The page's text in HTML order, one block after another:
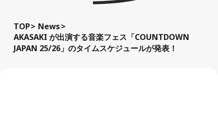
TOP
News
AKASAKI が出演する音楽フェス「COUNTDOWN
JAPAN 25/26」のタイムスケジュールが発表！